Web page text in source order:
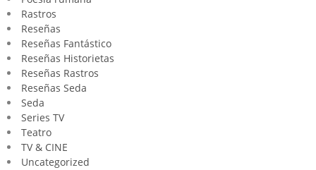
Rastros
Reseñas
Reseñas Fantástico
Reseñas Historietas
Reseñas Rastros
Reseñas Seda
Seda
Series TV
Teatro
TV & CINE
Uncategorized